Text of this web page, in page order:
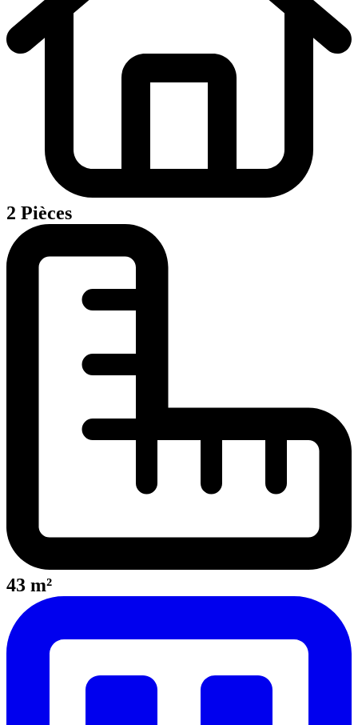
2 Pièces
43 m²